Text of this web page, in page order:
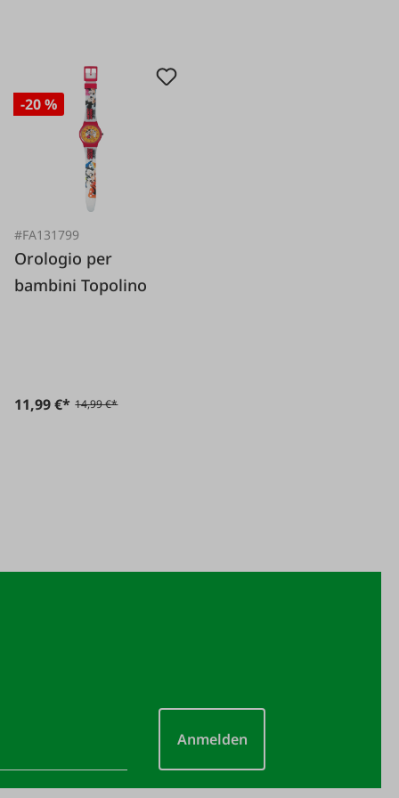
-20 %
#FA131799
Orologio per
bambini Topolino
11,99 €* 14,99 €*
Anmelden